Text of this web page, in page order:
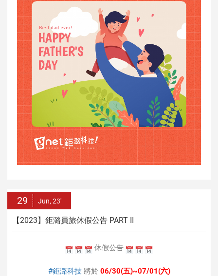
【2023】鉅潞員旅休假公告 PART II
29 Jun, 23'
休假公告
#鉅潞科技 將於 06/30(五)~07/01(六)